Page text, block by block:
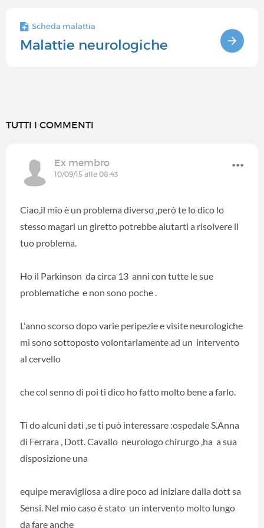
Scheda malattia
Malattie neurologiche
TUTTI I COMMENTI
Ex membro
10/09/15 alle 08:43
Ciao,il mio è un problema diverso ,però te lo dico lo
stesso magari un giretto potrebbe aiutarti a risolvere il
tuo problema.
Ho il Parkinson da circa 13 anni con tutte le sue
problematiche e non sono poche .
L'anno scorso dopo varie peripezie e visite neurologiche
mi sono sottoposto volontariamente ad un intervento
al cervello
che col senno di poi ti dico ho fatto molto bene a farlo.
Ti do alcuni dati ,se ti può interessare :ospedale S.Anna
di Ferrara , Dott. Cavallo neurologo chirurgo ,ha a sua
disposizione una
equipe meravigliosa a dire poco ad iniziare dalla dott sa
Sensi. Nel mio caso è stato un intervento molto lungo
da fare anche